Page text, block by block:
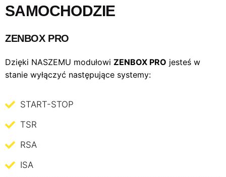
SAMOCHODZIE
ZENBOX PRO
Dzięki NASZEMU modułowi ZENBOX PRO jesteś w
stanie wyłączyć następujące systemy:
START-STOP
TSR
RSA
ISA